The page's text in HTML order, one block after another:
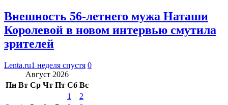
Внешность 56-летнего мужа Наташи
Королевой в новом интервью смутила
зрителей
Lenta.ru1 неделя спустя 0
Август 2026
Пн Вт Ср Чт Пт Сб Вс
1
2